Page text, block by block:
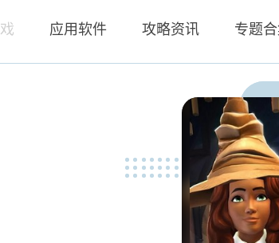
应用软件 攻略资讯 专题